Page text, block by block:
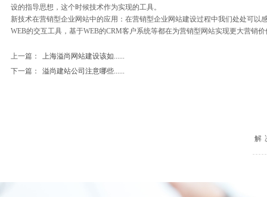
设的指导思想，这个时候技术作为实现的工具。
新技术在营销型企业网站中的应用：在营销型企业网站建设过程中我们处处可
WEB的交互工具，基于WEB的CRM客户系统等都在为营销型网站实现更大营销
上一篇：
上海溢尚网站建设该如......
下一篇：
溢尚建站公司注意哪些......
解